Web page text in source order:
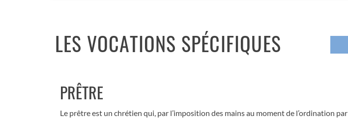
LES VOCATIONS SPÉCIFIQUES
PRÊTRE
Le prêtre est un chrétien qui, par l’imposition des mains au moment de l’ordination par